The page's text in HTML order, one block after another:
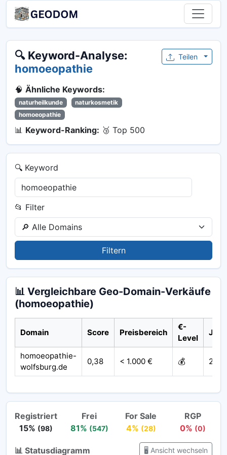
🔍 Keyword-Analyse:
homoeopathie
🧠 Ähnliche Keywords:
naturheilkunde
naturkosmetik
homoeopathie
📊 Keyword-Ranking: 🥉 Top 500
Teilen
🔍 Keyword
📂 Filter
Filtern
📊 Vergleichbare Geo-Domain-Verkäufe
(homoeopathie)
Domain Score Preisbereich
€-
Level
Jahr
homoeopathie-
wolfsburg.de
0,38 < 1.000 € 💰 2016
Registriert
15% (98)
Frei
81% (547)
For Sale
4% (28)
RGP
0% (0)
📊 Statusdiagramm 🖥️ Ansicht wechseln